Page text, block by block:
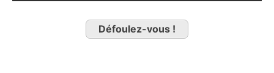
Défoulez-vous !